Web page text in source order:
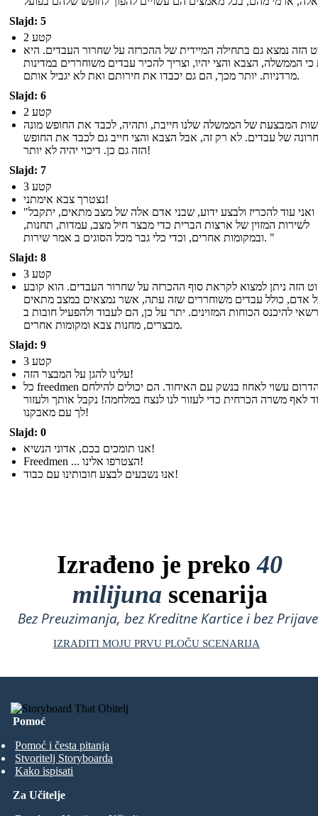
Slajd: 5
קטע 2
הזה נמצא גם בתחילה המיידית של ההכרזה על שחרור העבדים. היא
הממשלה, הצבא והצי יהיו, וצריך להכיר עבדים משוחררים במדינות
מרדניות. יותר מכך, הם גם יכבדו את חירותם ואת לא יגביל אותם.
Slajd: 6
קטע 2
המבצעת של הממשלה שלנו חייבת, ותהיה, לכבד את החופש מונה
של עבדים. לא רק זה, אבל הצבא והצי חייב גם לכבד את החופש
הזה גם כן. דיכוי יהיה לא יותר!
Slajd: 7
קטע 3
נצטרך צבא אימתני!
"ואני עוד להכריז ולבצע ידוע, שבני אדם אלה של מצב מתאים, יתקבל
לשירות המזוין של ארצות הברית כדי מבצר חיל מצב, עמדות, תחנות,
ובמקומות אחרים, וכדי כלי גבר מכל הסוגים ב אמר שירות. "
Slajd: 8
קטע 3
הזה ניתן למצוא לקראת סוף ההכרזה על שחרור העבדים. הוא קובע
אדם, כולל עבדים משוחררים שזה עתה, אשר נמצאים במצב מתאים
רשאי להיכנס הכוחות המזוינים. יתר על כן, הם לעבוד ולהפעיל חובות ב
מבצרים, מחנות צבא ומקומות אחרים.
Slajd: 9
קטע 3
עלינו להגן על המבצר הזה!
כל freedmen הדרום עשוי לאחוז בנשק עם האיחוד. הם יכולים להילחם
לאף משרה הכרחית כדי לעזור לנו לנצח במלחמה! נקבל אותך ולעזור
לך עם מאבקנו!
Slajd: 0
אנו תומכים בכם, אדוני הנשיא!
Freedmen ... הצטרפו אלינו!
אנו נשבעים לבצע חובותינו עם כבוד!
Izrađeno je preko40
milijuna scenarija
Bez Preuzimanja, bez Kreditne Kartice i bez
IZRADITI MOJU PRVU PLOČU SCENARIJA
Pomoć
Pomoć i česta pitanja
Stvoritelj Storyboarda
Kako ispisati
Za Učitelje